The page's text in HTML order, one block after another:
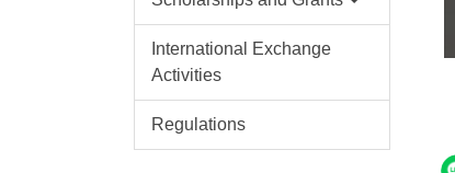
International Exchange
Activities
Regulations